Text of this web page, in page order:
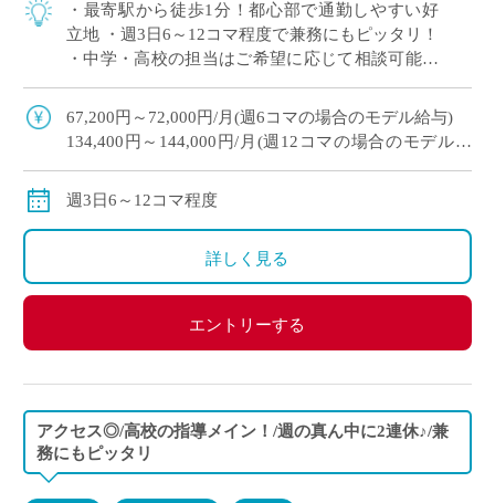
・最寄駅から徒歩1分！都心部で通勤しやすい好
立地 ・週3日6～12コマ程度で兼務にもピッタリ！
・中学・高校の担当はご希望に応じて相談可能！
学校 ・難関大学進学を目指す生徒へ […]
67,200円～72,000円/月(週6コマの場合のモデル給与)
134,400円～144,000円/月(週12コマの場合のモデル給
※経験により変動
週3日6～12コマ程度
詳しく見る
エントリーする
アクセス◎/高校の指導メイン！/週の真ん中に2連休♪/兼
務にもピッタリ